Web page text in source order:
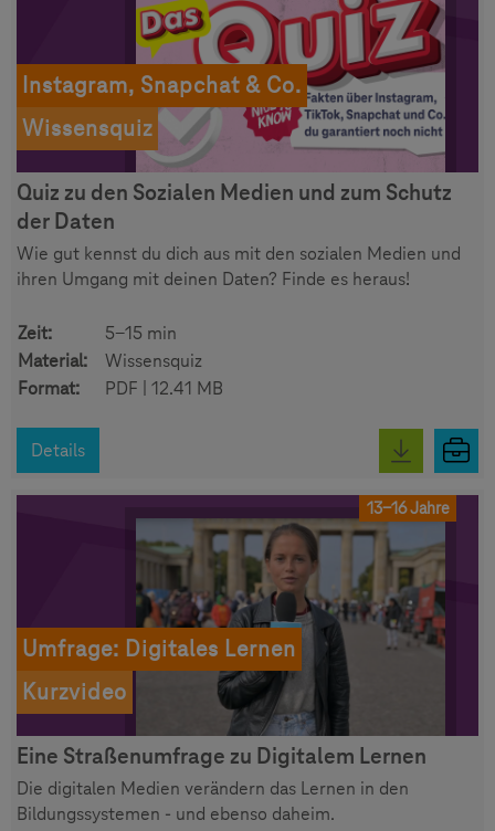
Instagram, Snapchat & Co.
Wissensquiz
Quiz zu den Sozialen Medien und zum Schutz
der Daten
Wie gut kennst du dich aus mit den sozialen Medien und
ihren Umgang mit deinen Daten? Finde es heraus!
Zeit:
5-15 min
Material:
Wissensquiz
Format:
PDF | 12.41 MB
Details
13-16 Jahre
Umfrage: Digitales Lernen
Kurzvideo
Eine Straßenumfrage zu Digitalem Lernen
Die digitalen Medien verändern das Lernen in den
Bildungssystemen - und ebenso daheim.